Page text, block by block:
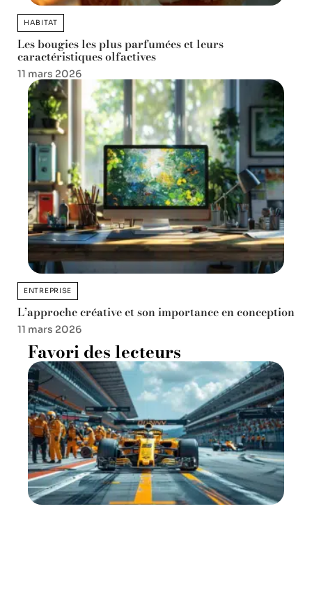
HABITAT
Les bougies les plus parfumées et leurs
caractéristiques olfactives
11 mars 2026
ENTREPRISE
L’approche créative et son importance en conception
11 mars 2026
Favori des lecteurs